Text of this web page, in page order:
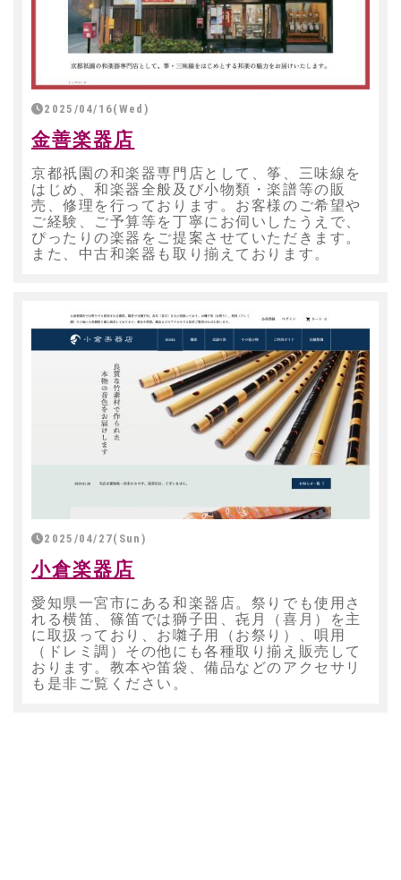
2025/04/16(Wed)
金善楽器店
京都祇園の和楽器専門店として、筝、三味線を
はじめ、和楽器全般及び小物類・楽譜等の販
売、修理を行っております。お客様のご希望や
ご経験、ご予算等を丁寧にお伺いしたうえで、
ぴったりの楽器をご提案させていただきます。
また、中古和楽器も取り揃えております。
2025/04/27(Sun)
小倉楽器店
愛知県一宮市にある和楽器店。祭りでも使用さ
れる横笛、篠笛では獅子田、㐂月（喜月）を主
に取扱っており、お囃子用（お祭り）、唄用
（ドレミ調）その他にも各種取り揃え販売して
おります。教本や笛袋、備品などのアクセサリ
も是非ご覧ください。